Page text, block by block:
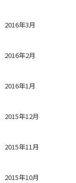
2016年3月
2016年2月
2016年1月
2015年12月
2015年11月
2015年10月